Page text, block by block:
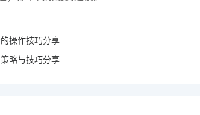
操作技巧分享
略与技巧分享